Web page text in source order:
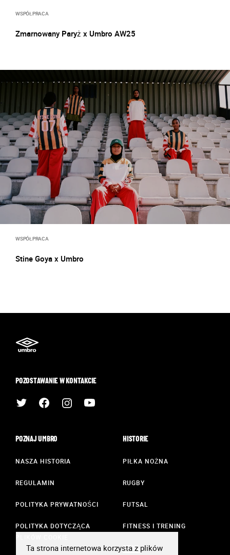
WSPÓŁPRACA
Zmarnowany Paryż x Umbro AW25
WSPÓŁPRACA
Stine Goya x Umbro
POZOSTAWANIE W KONTAKCIE
POZNAJ UMBRO
NASZA HISTORIA
REGULAMIN
POLITYKA PRYWATNOŚCI
POLITYKA DOTYCZĄCA
HISTORIE
PIŁKA NOŻNA
RUGBY
FUTSAL
FITNESS I TRENING
STYL
Ta strona internetowa korzysta z plików